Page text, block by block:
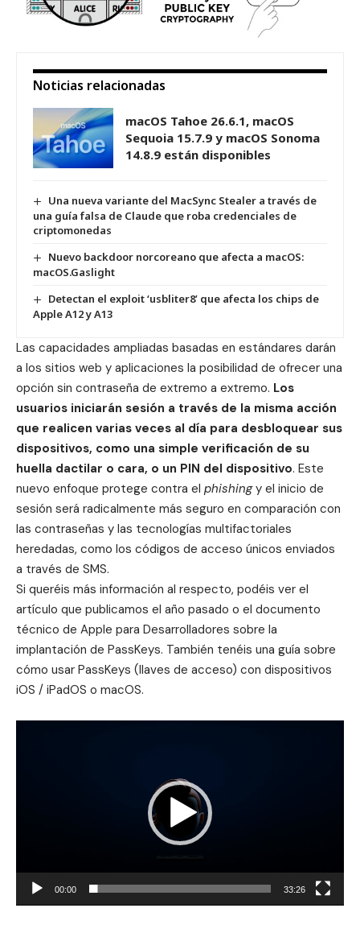
Noticias relacionadas
macOS Tahoe 26.6.1, macOS
Sequoia 15.7.9 y macOS Sonoma
14.8.9 están disponibles
Una nueva variante del MacSync Stealer a través de
una guía falsa de Claude que roba credenciales de
criptomonedas
Nuevo backdoor norcoreano que afecta a macOS:
macOS.Gaslight
Detectan el exploit ‘usbliter8’ que afecta los chips de
Apple A12 y A13
Las capacidades ampliadas basadas en estándares darán
a los sitios web y aplicaciones la posibilidad de ofrecer una
opción sin contraseña de extremo a extremo. Los
usuarios iniciarán sesión a través de la misma acción
que realicen varias veces al día para desbloquear sus
dispositivos, como una simple verificación de su
huella dactilar o cara, o un PIN del dispositivo. Este
nuevo enfoque protege contra el phishingy el inicio de
sesión será radicalmente más seguro en comparación con
las contraseñas y las tecnologías multifactoriales
heredadas, como los códigos de acceso únicos enviados
a través de SMS.
Si queréis más información al respecto, podéis ver el
artículo que publicamos el año pasado o el documento
técnico de Apple para Desarrolladores sobre la
implantación de PassKeys. También tenéis una guía sobre
cómo usar PassKeys (llaves de acceso) con dispositivos
iOS / iPadOS o macOS.
00:00 33:26